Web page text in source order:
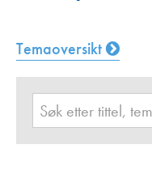
Temaoversikt